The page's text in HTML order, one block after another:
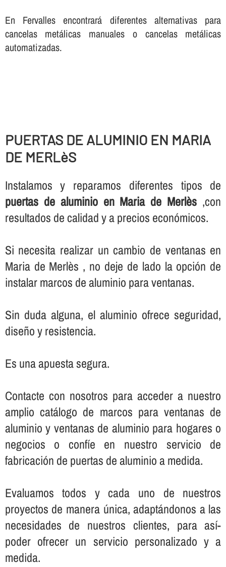
En Fervalles encontrará diferentes alternativas para
cancelas metálicas manuales o cancelas metálicas
automatizadas.
PUERTAS DE ALUMINIO EN MARIA
DE MERLèS
Instalamos y reparamos diferentes tipos de
puertas de aluminio en Maria de Merlès ,con
resultados de calidad y a precios económicos.
Si necesita realizar un cambio de ventanas en
Maria de Merlès , no deje de lado la opción de
instalar marcos de aluminio para ventanas.
Sin duda alguna, el aluminio ofrece seguridad,
diseño y resistencia.
Es una apuesta segura.
Contacte con nosotros para acceder a nuestro
amplio catálogo de marcos para ventanas de
aluminio y ventanas de aluminio para hogares o
negocios o confí­e en nuestro servicio de
fabricación de puertas de aluminio a medida.
Evaluamos todos y cada uno de nuestros
proyectos de manera única, adaptándonos a las
necesidades de nuestros clientes, para así­
poder ofrecer un servicio personalizado y a
medida.